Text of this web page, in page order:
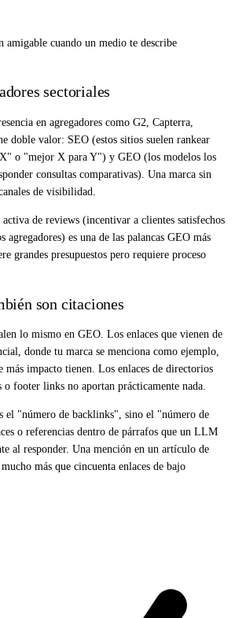
amigable cuando un medio te describe
sectoriales
en agregadores como G2, Capterra,
doble valor: SEO (estos sitios suelen rankear
o "mejor X para Y") y GEO (los modelos los
consultas comparativas). Una marca sin
de visibilidad.
de reviews (incentivar a clientes satisfechos
agregadores) es una de las palancas GEO más
grandes presupuestos pero requiere proceso
son citaciones
lo mismo en GEO. Los enlaces que vienen de
donde tu marca se menciona como ejemplo,
más impacto tienen. Los enlaces de directorios
o footer links no aportan prácticamente nada.
el "número de backlinks", sino el "número de
o referencias dentro de párrafos que un LLM
al responder. Una mención en un artículo de
más que cincuenta enlaces de bajo